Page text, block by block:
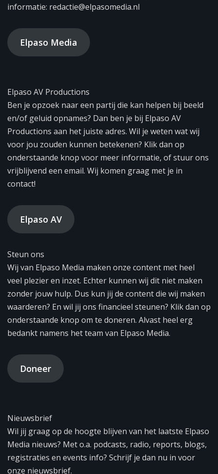
informatie: redactie@elpasomedia.nl
Elpaso Media
Elpaso AV Productions
Ben je opzoek naar een partij die kan helpen bij beeld
en/of geluid opnames? Dan ben je bij Elpaso AV
Productions aan het juiste adres. Wil je weten wat wij
voor jou zouden kunnen betekenen? Klik dan op
onderstaande knop voor meer informatie, of stuur ons
vrijblijvend een email. Wij komen graag met je in
contact!
Elpaso AV
Steun ons
Wij van Elpaso Media maken onze content met heel
veel plezier en inzet. Echter kunnen wij dit niet maken
zonder jouw hulp. Dus kun jij de content die wij maken
waarderen? En wil jij ons financieel steunen? Klik dan op
onderstaande knop om te doneren. Alvast heel erg
bedankt namens het team van Elpaso Media.
Doneer
Nieuwsbrief
Wil jij graag op de hoogte blijven van het laatste Elpaso
Media nieuws? Met o.a. podcasts, radio, reports, blogs,
registraties en events info? Schrijf je dan nu in voor
onze nieuwsbrief.